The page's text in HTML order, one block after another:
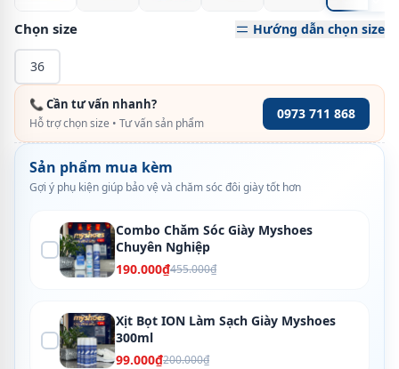
Chọn size Hướng dẫn chọn size
36
📞 Cần tư vấn nhanh?
Hỗ trợ chọn size • Tư vấn sản phẩm
0973 711 868
Sản phẩm mua kèm
Gợi ý phụ kiện giúp bảo vệ và chăm sóc đôi giày tốt hơn
Combo Chăm Sóc Giày Myshoes
Chuyên Nghiệp
190.000₫455.000₫
Xịt Bọt ION Làm Sạch Giày Myshoes
300ml
99.000₫200.000₫